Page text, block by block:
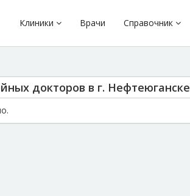
Клиники Врачи Справочник
докторов в г. Нефтеюганске